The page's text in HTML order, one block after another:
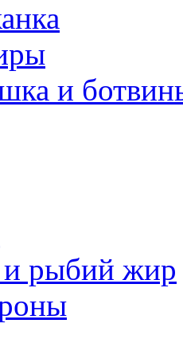
и
рыбий жир